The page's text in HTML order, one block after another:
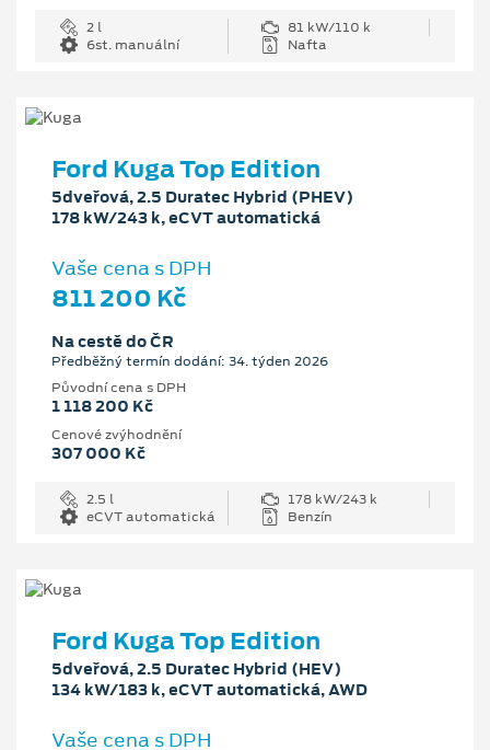
2 l
81 kW/110 k
6st. manuální
Nafta
Ford Kuga Top Edition
5dveřová, 2.5 Duratec Hybrid (PHEV)
178 kW/243 k, eCVT automatická
Vaše cena s DPH
811 200 Kč
Na cestě do ČR
Předběžný termín dodání: 34. týden 2026
Původní cena s DPH
1 118 200 Kč
Cenové zvýhodnění
307 000 Kč
2.5 l
178 kW/243 k
eCVT automatická
Benzín
Ford Kuga Top Edition
5dveřová, 2.5 Duratec Hybrid (HEV)
134 kW/183 k, eCVT automatická, AWD
Vaše cena s DPH